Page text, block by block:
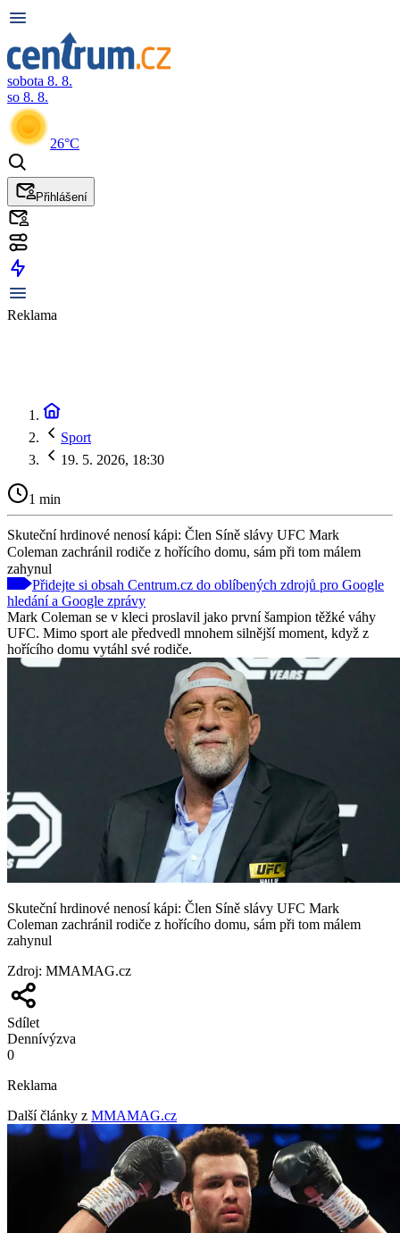
sobota 8. 8.
so 8. 8.
26°C
Přihlášení
Reklama
Sport
19. 5. 2026, 18:30
1 min
Skuteční hrdinové nenosí kápi: Člen Síně slávy UFC Mark
Coleman zachránil rodiče z hořícího domu, sám při tom málem
zahynul
Přidejte si obsah Centrum.cz do oblíbených zdrojů pro Google
hledání a Google zprávy
Mark Coleman se v kleci proslavil jako první šampion těžké váhy
UFC. Mimo sport ale předvedl mnohem silnější moment, když z
hořícího domu vytáhl své rodiče.
Skuteční hrdinové nenosí kápi: Člen Síně slávy UFC Mark
Coleman zachránil rodiče z hořícího domu, sám při tom málem
zahynul
Zdroj: MMAMAG.cz
Sdílet
Dennívýzva
0
Reklama
Další články z MMAMAG.cz